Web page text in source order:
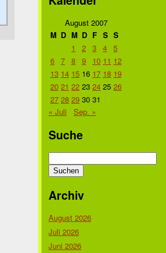
August 2007
M D M D F S S
1
2 3 4 5
6 7 8 9 10 11 12
13 14 15 16 17 18 19
20 21 22 23 24 25 26
27 28 29 30 31
« Juli
Sep. »
Suche
nach:
Archiv
August 2026
Juli 2026
Juni 2026